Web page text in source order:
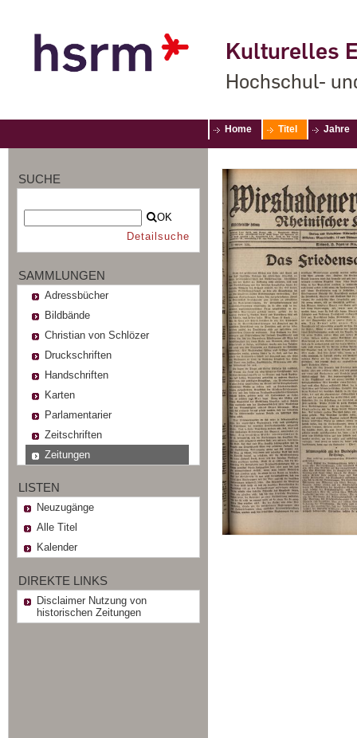
Kulturelles
Hochschul-
Home Titel Jahre
SUCHE
OK
Detailsuche
SAMMLUNGEN
Adressbücher
Bildbände
Christian von Schlözer
Druckschriften
Handschriften
Karten
Parlamentarier
Zeitschriften
Zeitungen
LISTEN
Neuzugänge
Alle Titel
Kalender
DIREKTE LINKS
Disclaimer Nutzung von
historischen Zeitungen